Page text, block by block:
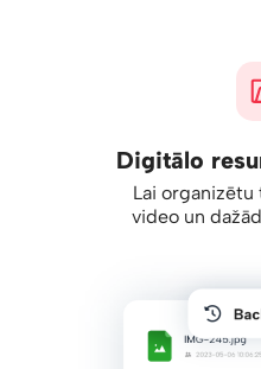
Digitālo
Lai
video un